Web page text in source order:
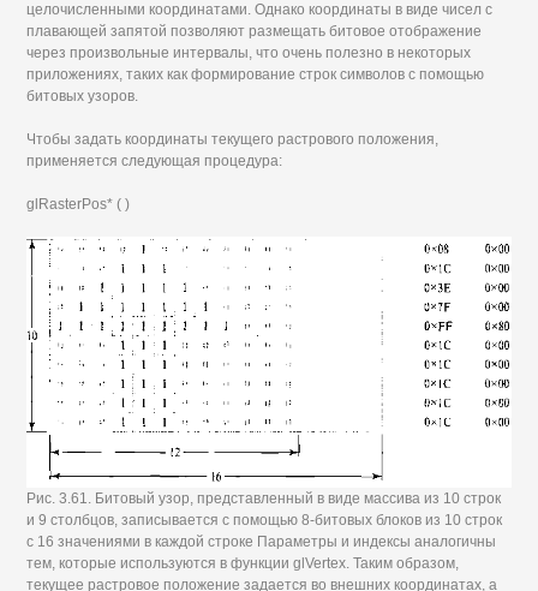
целочисленными координатами. Однако координаты в виде чисел с
плавающей запятой позволяют размещать битовое отображение
через произвольные интервалы, что очень полезно в некоторых
приложениях, таких как формирование строк символов с помощью
битовых узоров.
Чтобы задать координаты текущего растрового положения,
применяется следующая процедура:
glRasterPos* ( )
Рис. 3.61. Битовый узор, представленный в виде массива из 10 строк
и 9 столбцов, записывается с помощью 8-битовых блоков из 10 строк
с 16 значениями в каждой строке Параметры и индексы аналогичны
тем, которые используются в функции glVertex. Таким образом,
текущее растровое положение задается во внешних координатах, а